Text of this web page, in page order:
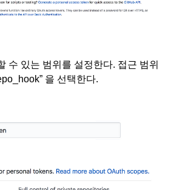
수 있는 범위를 설정한다. 접근 범위
을 선택한다.